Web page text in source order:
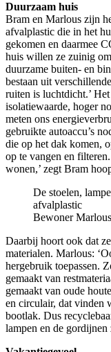
Duurzaam huis
Bram en Marlous zijn
afvalplastic die in het
gekomen en daarmee
huis willen ze zuinig
duurzame buiten- en
bestaan uit
ruiten is luchtdicht.’
isolatiewaarde, hoger
meten ons
gebruikte autoaccu’s
die op het dak komen,
op te vangen en
wonen,’ zegt Bram
De stoelen,
afvalplastic
Bewoner Marlous
Daarbij hoort ook dat
materialen. Marlous:
hergebruik toepassen.
gemaakt van
gemaakt van oude
en circulair, dat vinden
bootlak. Dus
lampen en de